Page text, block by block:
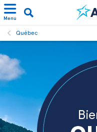
Menu
Québec